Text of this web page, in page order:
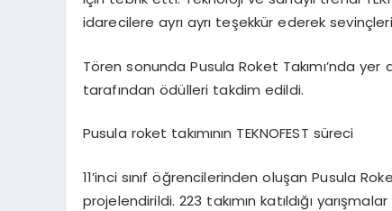
idarecilere ayrı ayrı teşekkür ederek
Tören sonunda Pusula Roket Takımı’nda
tarafından ödülleri takdim edildi.
Pusula roket takımının TEKNOFEST süreci
11’inci sınıf öğrencilerinden oluşan Pusula
projelendirildi. 223 takımın katıldığı